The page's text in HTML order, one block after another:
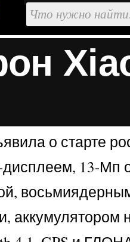
о старте
13-Мп
аккумулятором